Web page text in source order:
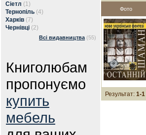
Сіетл (1)
Тернопіль (4)
Харків (7)
Чернівці (2)
Всі видавництва (55)
Книголюбам
пропонуємо
купить
мебель
Фото
Результат: 1-1